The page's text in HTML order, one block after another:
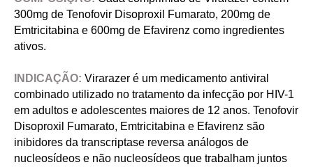
300mg de Tenofovir Disoproxil Fumarato, 200mg de
Emtricitabina e 600mg de Efavirenz como ingredientes
ativos.
INDICAÇÃO: Virarazer é um medicamento antiviral
combinado utilizado no tratamento da infecção por HIV-1
em adultos e adolescentes maiores de 12 anos. Tenofovir
Disoproxil Fumarato, Emtricitabina e Efavirenz são
inibidores da transcriptase reversa análogos de
nucleosídeos e não nucleosídeos que trabalham juntos